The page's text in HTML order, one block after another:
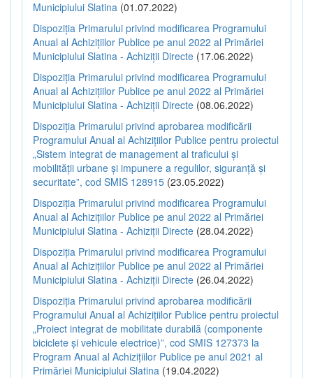
Municipiului Slatina (01.07.2022)
Dispoziția Primarului privind modificarea Programului
Anual al Achizițiilor Publice pe anul 2022 al Primăriei
Municipiului Slatina - Achiziții Directe (17.06.2022)
Dispoziția Primarului privind modificarea Programului
Anual al Achizițiilor Publice pe anul 2022 al Primăriei
Municipiului Slatina - Achiziții Directe (08.06.2022)
Dispoziția Primarului privind aprobarea modificării
Programului Anual al Achizițiilor Publice pentru proiectul
„Sistem integrat de management al traficului și
mobilității urbane și impunere a regulilor, siguranță și
securitate”, cod SMIS 128915 (23.05.2022)
Dispoziția Primarului privind modificarea Programului
Anual al Achizițiilor Publice pe anul 2022 al Primăriei
Municipiului Slatina - Achiziții Directe (28.04.2022)
Dispoziția Primarului privind modificarea Programului
Anual al Achizițiilor Publice pe anul 2022 al Primăriei
Municipiului Slatina - Achiziții Directe (26.04.2022)
Dispoziția Primarului privind aprobarea modificării
Programului Anual al Achizițiilor Publice pentru proiectul
„Proiect integrat de mobilitate durabilă (componente
biciclete și vehicule electrice)”, cod SMIS 127373 la
Program Anual al Achizițiilor Publice pe anul 2021 al
Primăriei Municipiului Slatina (19.04.2022)